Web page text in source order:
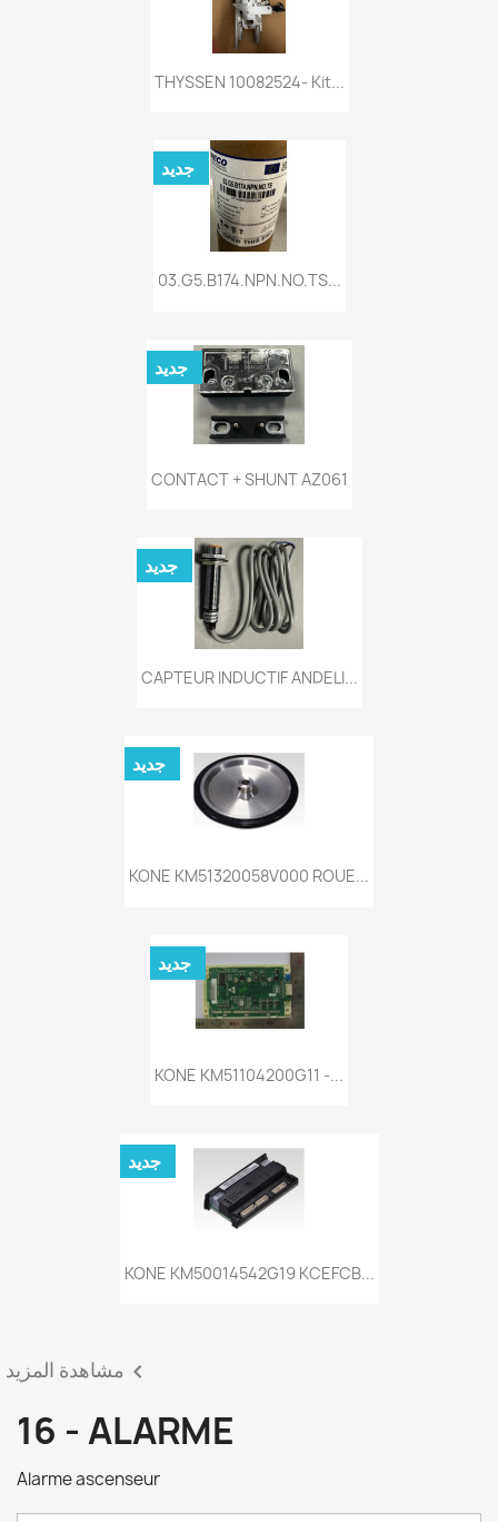
THYSSEN 10082524- Kit...
03.G5.B174.NPN.NO.TS...
جديد
CONTACT + SHUNT AZ061
جديد
CAPTEUR INDUCTIF ANDELI...
جديد
KONE KM51320058V000 ROUE...
جديد
KONE KM51104200G11 -...
جديد
KONE KM50014542G19 KCEFCB...
جديد
مشاهدة المزيد 
16 - ALARME
Alarme ascenseur